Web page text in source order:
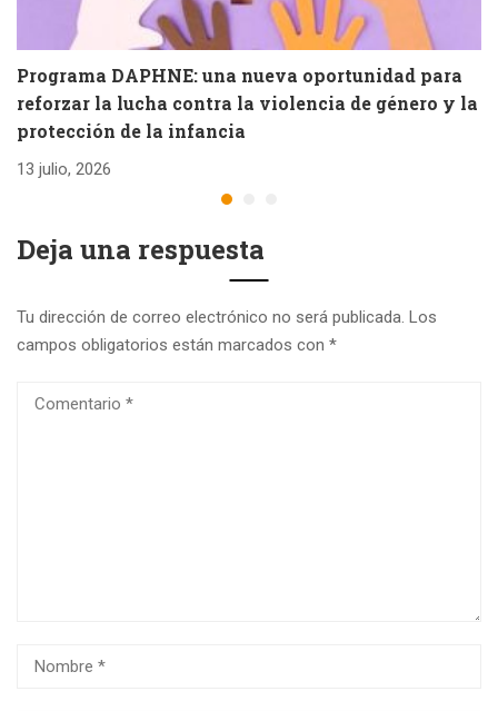
Programa DAPHNE: una nueva oportunidad para
reforzar la lucha contra la violencia de género y la
protección de la infancia
13 julio, 2026
Deja una respuesta
Tu dirección de correo electrónico no será publicada. Los
campos obligatorios están marcados con *